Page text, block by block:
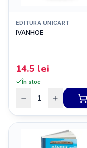
EDITURA UNICART
IVANHOE
14.5 lei
În stoc